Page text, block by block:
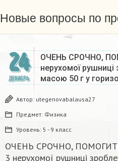
Новые вопросы по
24
ДЕКАБРЬ
ОЧЕНЬ СРОЧНО,
нерухомої рушниці
масою 50 г у
Автор: utegenovabalausa27
Предмет: Физика
Уровень: 5 - 9 класс
ОЧЕНЬ СРОЧНО,
3 нерухомої рушниці